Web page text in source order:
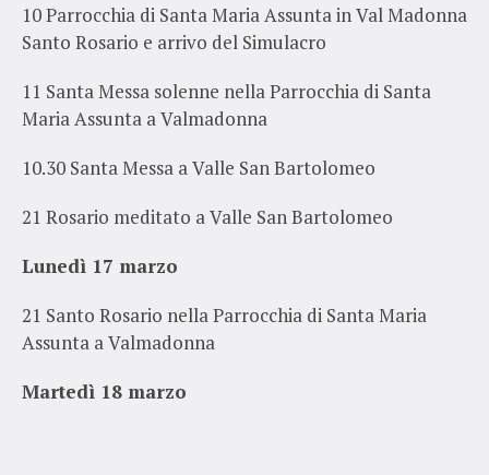
10 Parrocchia di Santa Maria Assunta in Val Madonna
Santo Rosario e arrivo del Simulacro
11 Santa Messa solenne nella Parrocchia di Santa
Maria Assunta a Valmadonna
10.30 Santa Messa a Valle San Bartolomeo
21 Rosario meditato a Valle San Bartolomeo
Lunedì 17 marzo
21 Santo Rosario nella Parrocchia di Santa Maria
Assunta a Valmadonna
Martedì 18 marzo